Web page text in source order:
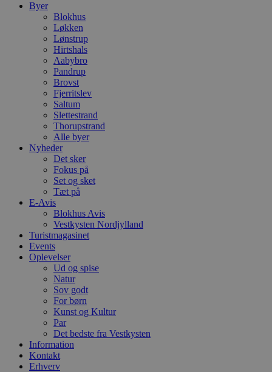
Byer
Blokhus
Løkken
Lønstrup
Hirtshals
Aabybro
Pandrup
Brovst
Fjerritslev
Saltum
Slettestrand
Thorupstrand
Alle byer
Nyheder
Det sker
Fokus på
Set og sket
Tæt på
E-Avis
Blokhus Avis
Vestkysten Nordjylland
Turistmagasinet
Events
Oplevelser
Ud og spise
Natur
Sov godt
For børn
Kunst og Kultur
Par
Det bedste fra Vestkysten
Information
Kontakt
Erhverv